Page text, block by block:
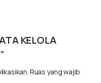
KELOLA
Ruas yang wajib